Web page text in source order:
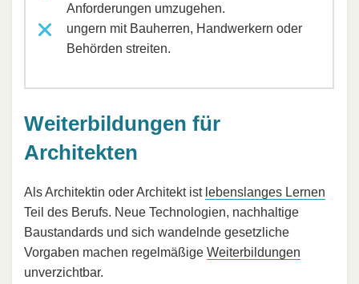
Anforderungen umzugehen.
ungern mit Bauherren, Handwerkern oder
Behörden streiten.
Weiterbildungen für
Architekten
Als Architektin oder Architekt ist lebenslanges Lernen
Teil des Berufs. Neue Technologien, nachhaltige
Baustandards und sich wandelnde gesetzliche
Vorgaben machen regelmäßige Weiterbildungen
unverzichtbar.